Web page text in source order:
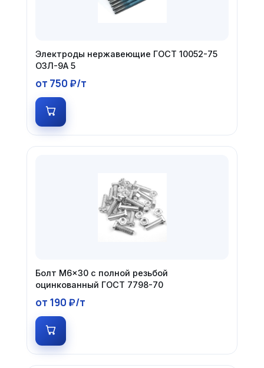
Электроды нержавеющие ГОСТ 10052-75
ОЗЛ-9А 5
от 750 ₽/т
Болт М6×30 с полной резьбой
оцинкованный ГОСТ 7798-70
от 190 ₽/т